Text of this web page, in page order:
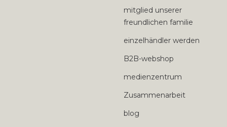
mitglied unserer
freundlichen familie
einzelhändler werden
B2B-webshop
medienzentrum
Zusammenarbeit
blog